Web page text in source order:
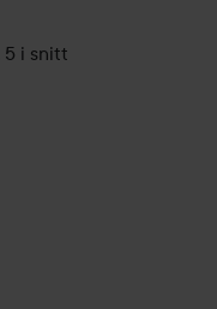
5 i snitt